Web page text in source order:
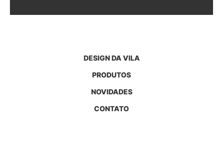
DESIGN DA VILA
PRODUTOS
NOVIDADES
CONTATO